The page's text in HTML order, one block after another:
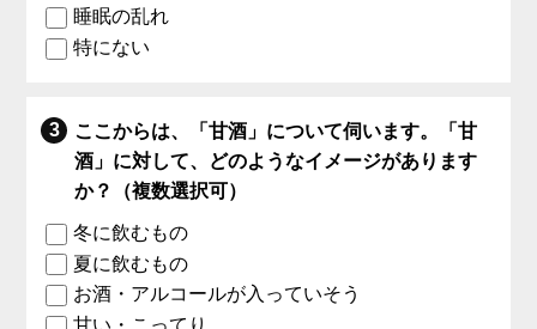
睡眠の乱れ
特にない
ここからは、「甘酒」について伺います。「甘
酒」に対して、どのようなイメージがあります
か？（複数選択可）
冬に飲むもの
夏に飲むもの
お酒・アルコールが入っていそう
甘い・こってり